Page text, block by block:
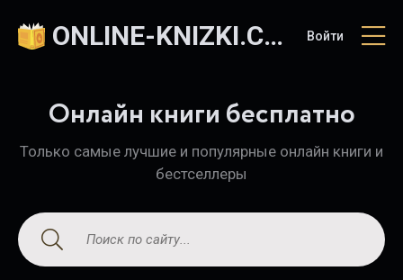
ONLINE-KNIZKI.COM Войти
Онлайн книги бесплатно
Только самые лучшие и популярные онлайн книги и
бестселлеры